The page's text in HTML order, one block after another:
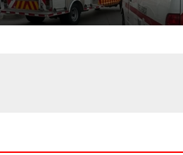
MAZATLÁN